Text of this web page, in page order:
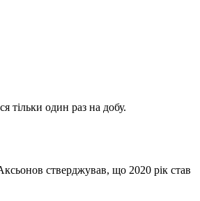
тільки один раз на добу.
стверджував, що 2020 рік став